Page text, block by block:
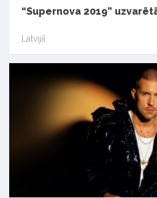
“Supernova 2019”
Latvijā